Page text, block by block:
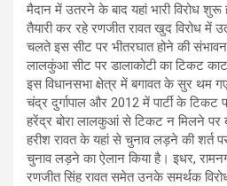
मैदान में उतरने के बाद यहां भारी विरोध शुरू
तैयारी कर रहे रणजीत रावत खुद विरोध
चलते इस सीट पर भीतरघात होने की
लालकुंआ सीट पर डालाकोटी का टिकट
इस विधानसभा क्षेत्र में बगावत के सुर थम
चंद्र दुर्गापाल और 2012 में पार्टी के
हरेंद्र बोरा लालकुआं से टिकट न मिलने
हरीश रावत के यहां से चुनाव लड़ने की शर्त
चुनाव लड़ने का ऐलान किया है। इधर,
रणजीत सिंह रावत समेत उनके समर्थक